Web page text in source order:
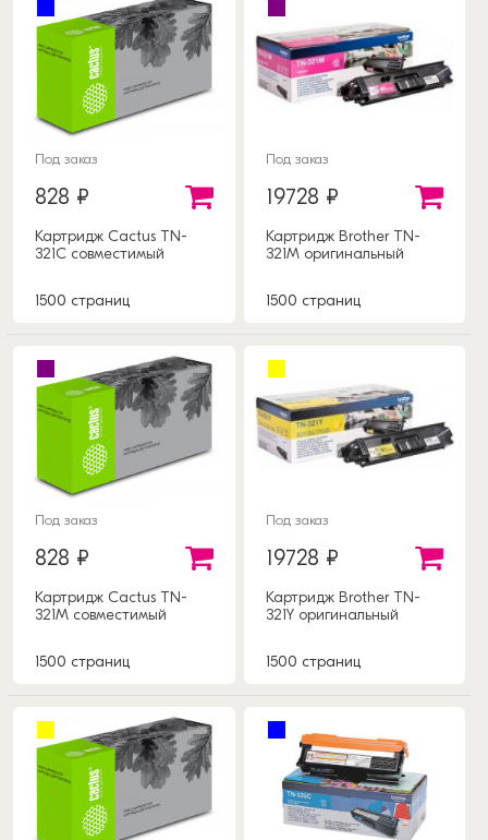
Под заказ
828 ₽
Картридж Cactus TN-
321C совместимый
1500 страниц
Под заказ
19728 ₽
Картридж Brother TN-
321M оригинальный
1500 страниц
Под заказ
828 ₽
Картридж Cactus TN-
321M совместимый
1500 страниц
Под заказ
19728 ₽
Картридж Brother TN-
321Y оригинальный
1500 страниц